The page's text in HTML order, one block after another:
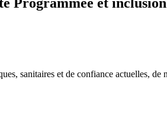
sanitaires et de confiance actuelles,